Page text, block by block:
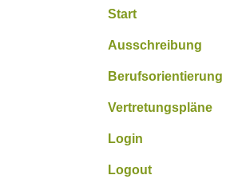
Start
Ausschreibung
Berufsorientierung
Vertretungspläne
Login
Logout